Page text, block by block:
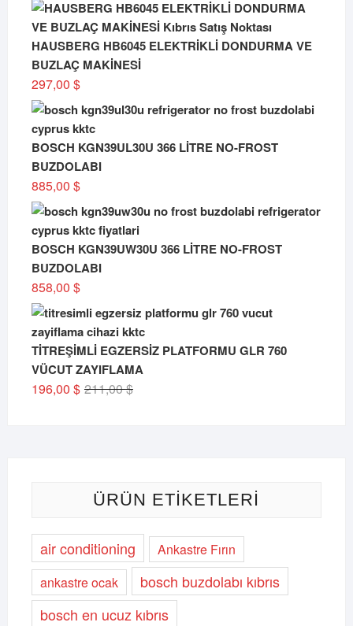
HAUSBERG HB6045 ELEKTRİKLİ DONDURMA VE
BUZLAÇ MAKİNESİ
297,00 $
BOSCH KGN39UL30U 366 LİTRE NO-FROST
BUZDOLABI
885,00 $
BOSCH KGN39UW30U 366 LİTRE NO-FROST
BUZDOLABI
858,00 $
TİTREŞİMLİ EGZERSİZ PLATFORMU GLR 760
VÜCUT ZAYIFLAMA
211,00$Orijinal
196,00 $
Şu
ÜRÜN ETIKETLERI
air conditioning
Ankastre Fırın
ankastre ocak
bosch buzdolabı kıbrıs
bosch en ucuz kıbrıs